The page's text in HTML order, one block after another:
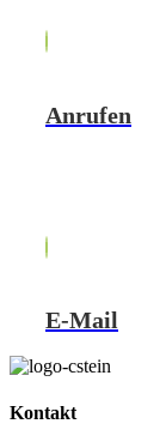
Anrufen
E-Mail
Kontakt